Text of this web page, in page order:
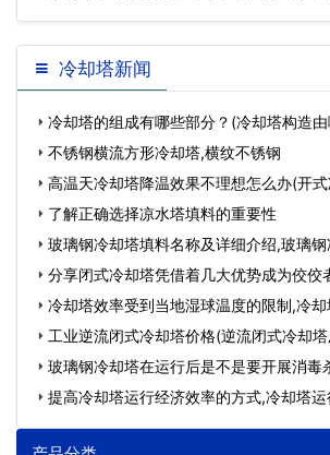
塔
冷却塔新闻
冷却塔的组成有哪些部分？(冷却塔构造
不锈钢横流方形冷却塔,横纹不锈钢
高温天冷却塔降温效果不理想怎么办(开
多…了解正确选择凉水塔填料的重要性
玻璃钢冷却塔填料名称及详细介绍,玻璃
分享闭式冷却塔凭借着几大优势成为佼佼
类…冷却塔效率受到当地湿球温度的限制,冷
工业逆流闭式冷却塔价格(逆流闭式冷却
玻璃钢冷却塔在运行后是不是要开展消毒
钢冷…
提高冷却塔运行经济效率的方式,冷却塔